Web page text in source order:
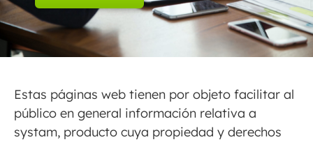
Estas páginas web tienen por objeto facilitar al
público en general información relativa a
systam, producto cuya propiedad y derechos